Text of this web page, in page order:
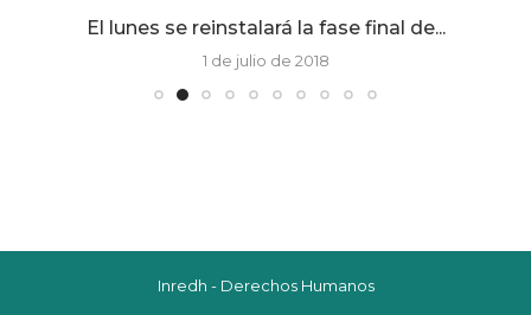
El lunes se reinstalará la fase final de...
1 de julio de 2018
Inredh - Derechos Humanos